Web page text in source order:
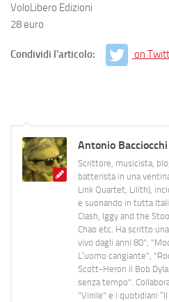
VoloLibero Edizioni
28 euro
Condividi l'articolo: on
Antonio Bacciocchi
Scrittore, musicista,
batterista in una
Link Quartet, Lilith),
e suonando in tutta
Clash, Iggy and the
Chao etc. Ha scritto
vivo dagli anni 80",
L’uomo cangiante",
Scott-Heron Il Bob
senza tempo".
"Vinile" e i quotidiani